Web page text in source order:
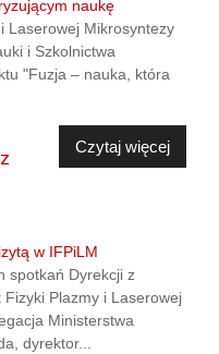
Laserowej Mikrosyntezy
i Szkolnictwa
"Fuzja – nauka, która
Czytaj więcej
spotkań Dyrekcji z
Plazmy i Laserowej
Ministerstwa
dyrektor...